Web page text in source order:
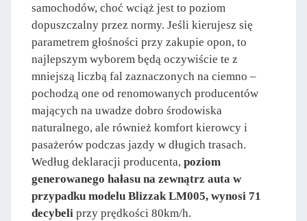
samochodów, choć wciąż jest to poziom
dopuszczalny przez normy. Jeśli kierujesz się
parametrem głośności przy zakupie opon, to
najlepszym wyborem będą oczywiście te z
mniejszą liczbą fal zaznaczonych na ciemno –
pochodzą one od renomowanych producentów
mających na uwadze dobro środowiska
naturalnego, ale również komfort kierowcy i
pasażerów podczas jazdy w długich trasach.
Według deklaracji producenta, poziom
generowanego hałasu na zewnątrz auta w
przypadku modelu Blizzak LM005, wynosi 71
decybeli przy prędkości 80km/h.